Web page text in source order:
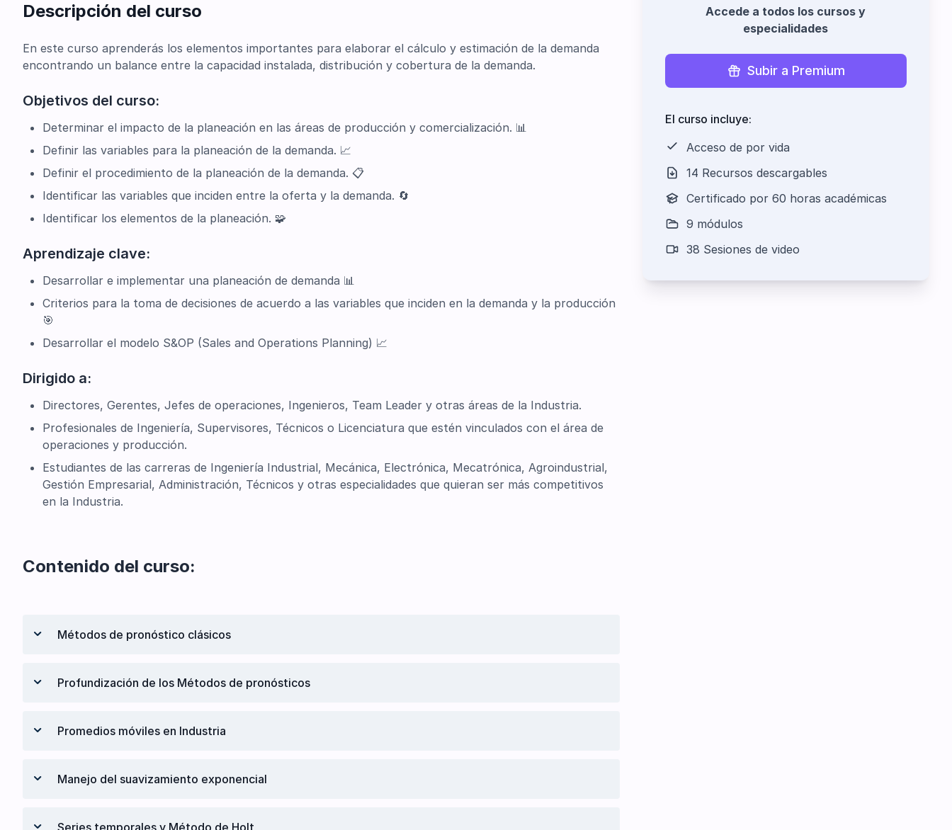
Descripción del curso
En este curso aprenderás los elementos importantes para elaborar el cálculo y estimación de la demanda
encontrando un balance entre la capacidad instalada, distribución y cobertura de la demanda.
Objetivos del curso:
Determinar el impacto de la planeación en las áreas de producción y comercialización. 📊
Definir las variables para la planeación de la demanda. 📈
Definir el procedimiento de la planeación de la demanda. 📋
Identificar las variables que inciden entre la oferta y la demanda. 🔄
Identificar los elementos de la planeación. 🧩
Aprendizaje clave:
Desarrollar e implementar una planeación de demanda 📊
Criterios para la toma de decisiones de acuerdo a las variables que inciden en la demanda y la producción
🎯
Desarrollar el modelo S&OP (Sales and Operations Planning) 📈
Dirigido a:
Directores, Gerentes, Jefes de operaciones, Ingenieros, Team Leader y otras áreas de la Industria.
Profesionales de Ingeniería, Supervisores, Técnicos o Licenciatura que estén vinculados con el área de
operaciones y producción.
Estudiantes de las carreras de Ingeniería Industrial, Mecánica, Electrónica, Mecatrónica, Agroindustrial,
Gestión Empresarial, Administración, Técnicos y otras especialidades que quieran ser más competitivos
en la Industria.
Contenido del curso:
Métodos de pronóstico clásicos
Motivación de los métodos de pronóstico
Promedio móvil ponderado
Profundización de los Métodos de pronósticos
Métodos de pronósticos f(t)
Métodos cualitativos
Promedios móviles en Industria
Gráficas y errores del promedio móvil simple
Manejo del suavizamiento exponencial
Series temporales y Método de Holt
Accede a todos los cursos y
especialidades
Subir a Premium
El curso incluye:
Acceso de por vida
14 Recursos descargables
Certificado por 60 horas académicas
9 módulos
38 Sesiones de video